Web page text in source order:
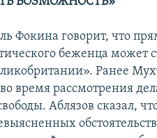
Фокина говорит, что
беженца может
Ранее
время рассмотрения
Аблязов сказал,